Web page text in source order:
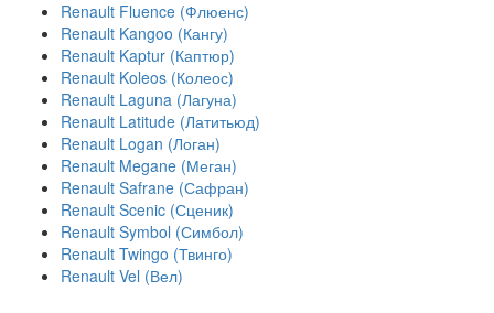
Renault Fluence (Флюенс)
Renault Kangoo (Кангу)
Renault Kaptur (Каптюр)
Renault Koleos (Колеос)
Renault Laguna (Лагуна)
Renault Latitude (Латитьюд)
Renault Logan (Логан)
Renault Megane (Меган)
Renault Safrane (Сафран)
Renault Scenic (Сценик)
Renault Symbol (Симбол)
Renault Twingo (Твинго)
Renault Vel (Вел)